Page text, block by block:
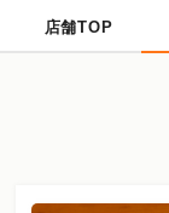
店舗TOP